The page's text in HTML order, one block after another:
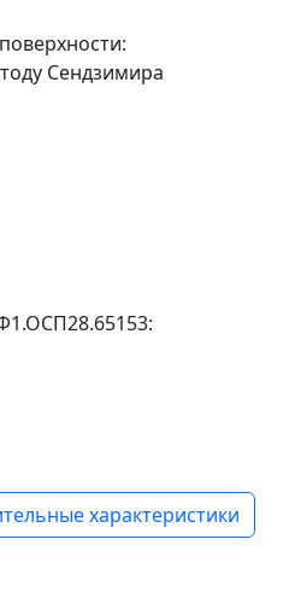
Сендзимира
характеристики